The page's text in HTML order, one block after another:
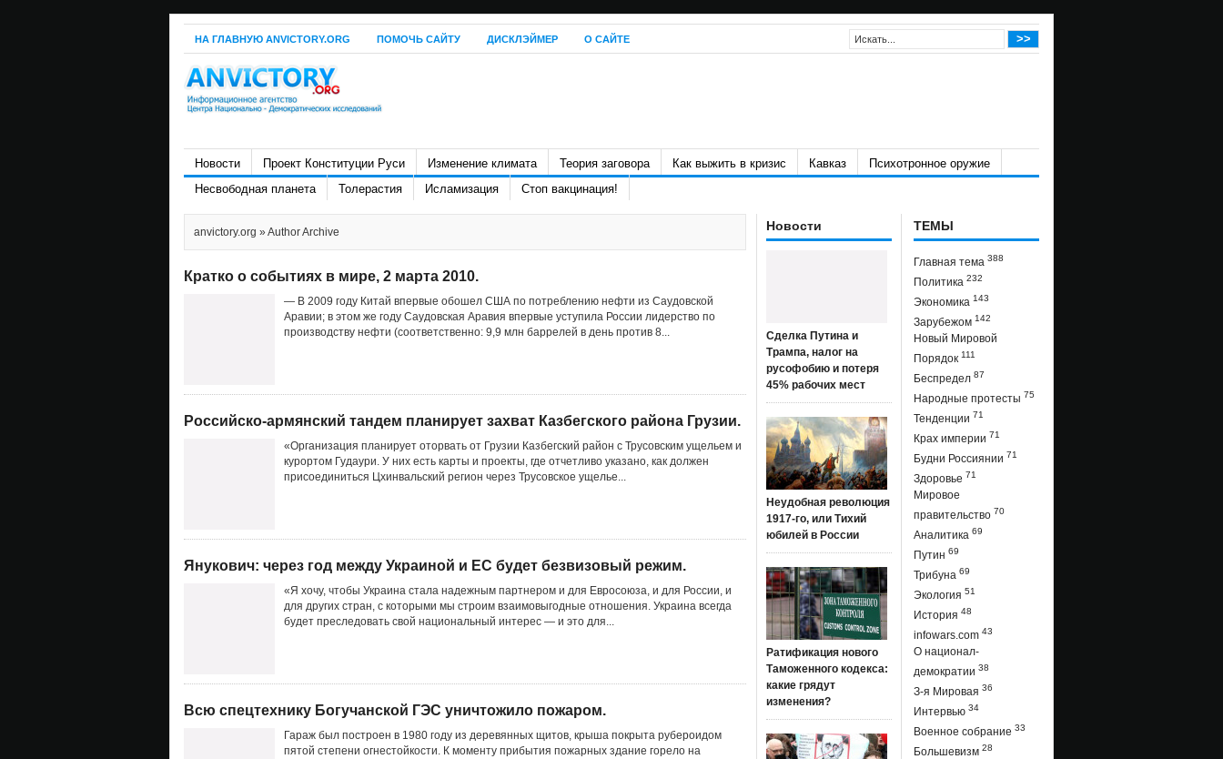
НА ГЛАВНУЮ ANVICTORY.ORG ПОМОЧЬ САЙТУ ДИСКЛЭЙМЕР О САЙТЕ
Новости Проект Конституции Руси Изменение климата Теория заговора Как выжить в кризис Кавказ
Психотронное оружие
Несвободная планета
Толерастия Исламизация Стоп вакцинация!
anvictory.org » Author Archive
Кратко о событиях в мире, 2 марта 2010.
— В 2009 году Китай впервые обошел США по потреблению нефти из Саудовской
Аравии; в этом же году Саудовская Аравия впервые уступила России лидерство по
производству нефти (соответственно: 9,9 млн баррелей в день против 8...
Российско-армянский тандем планирует захват Казбегского района Грузии.
«Организация планирует оторвать от Грузии Казбегский район с Трусовским ущельем и
курортом Гудаури. У них есть карты и проекты, где отчетливо указано, как должен
присоединиться Цхинвальский регион через Трусовское ущелье...
Янукович: через год между Украиной и ЕС будет безвизовый режим.
«Я хочу, чтобы Украина стала надежным партнером и для Евросоюза, и для России, и
для других стран, с которыми мы строим взаимовыгодные отношения. Украина всегда
будет преследовать свой национальный интерес — и это для...
Всю спецтехнику Богучанской ГЭС уничтожило пожаром.
Гараж был построен в 1980 году из деревянных щитов, крыша покрыта рубероидом
пятой степени огнестойкости. К моменту прибытия пожарных здание горело на
Новости
Сделка Путина и
Трампа, налог на
русофобию и потеря
45% рабочих мест
Неудобная революция
1917-го, или Тихий
юбилей в России
Ратификация нового
Таможенного кодекса:
какие грядут
изменения?
ТЕМЫ
Главная тема 388
Политика 232
Экономика 143
Зарубежом 142
Новый Мировой
Порядок 111
Беспредел 87
Народные протесты 75
Тенденции 71
Крах империи 71
Будни Россиянии 71
Здоровье 71
Мировое
правительство 70
Аналитика 69
Путин 69
Трибуна 69
Экология 51
История 48
infowars.com 43
О национал-
демократии 38
З-я Мировая 36
Интервью 34
Военное собрание 33
Большевизм 28